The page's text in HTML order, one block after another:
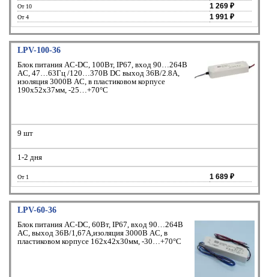
От 10 1 269 ₽
От 4 1 991 ₽
LPV-100-36
Блок питания AC-DC, 100Вт, IP67, вход 90…264В
AC, 47…63Гц /120…370В DC выход 36В/2.8A,
изоляция 3000В AC, в пластиковом корпусе
190х52х37мм, -25…+70°С
9 шт
1-2 дня
От 1 1 689 ₽
LPV-60-36
Блок питания AC-DC, 60Вт, IP67, вход 90…264В
AC, выход 36В/1,67А,изоляция 3000В AC, в
пластиковом корпусе 162х42х30мм, -30…+70°С